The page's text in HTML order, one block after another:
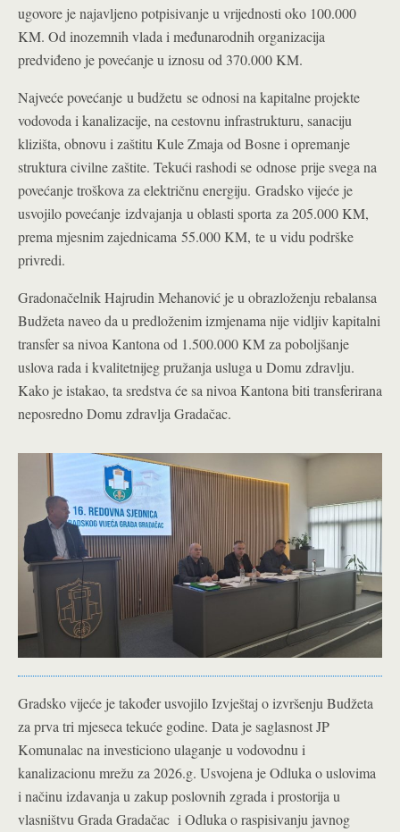
ugovore je najavljeno potpisivanje u vrijednosti oko 100.000
KM. Od inozemnih vlada i međunarodnih organizacija
predviđeno je povećanje u iznosu od 370.000 KM.
Najveće povećanje u budžetu se odnosi na kapitalne projekte
vodovoda i kanalizacije, na cestovnu infrastrukturu, sanaciju
klizišta, obnovu i zaštitu Kule Zmaja od Bosne i opremanje
struktura civilne zaštite. Tekući rashodi se odnose prije svega na
povećanje troškova za električnu energiju. Gradsko vijeće je
usvojilo povećanje izdvajanja u oblasti sporta za 205.000 KM,
prema mjesnim zajednicama 55.000 KM, te u vidu podrške
privredi.
Gradonačelnik Hajrudin Mehanović je u obrazloženju rebalansa
Budžeta naveo da u predloženim izmjenama nije vidljiv kapitalni
transfer sa nivoa Kantona od 1.500.000 KM za poboljšanje
uslova rada i kvalitetnijeg pružanja usluga u Domu zdravlju.
Kako je istakao, ta sredstva će sa nivoa Kantona biti transferirana
neposredno Domu zdravlja Gradačac.
Gradsko vijeće je također usvojilo Izvještaj o izvršenju Budžeta
za prva tri mjeseca tekuće godine. Data je saglasnost JP
Komunalac na investiciono ulaganje u vodovodnu i
kanalizacionu mrežu za 2026.g. Usvojena je Odluka o uslovima
i načinu izdavanja u zakup poslovnih zgrada i prostorija u
vlasništvu Grada Gradačac i Odluka o raspisivanju javnog